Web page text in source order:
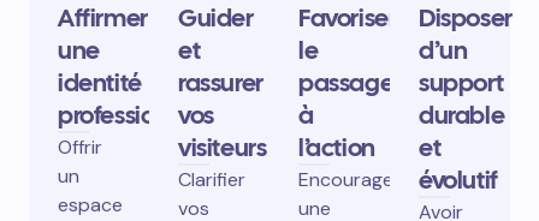
Affirmer
une
identité
professionnelle
Offrir
un
espace
Guider
et
rassurer
vos
visiteurs
Clarifier
vos
Favoriser
le
passage
à
l’action
Encourager
une
Disposer
d’un
support
durable
et
évolutif
Avoir